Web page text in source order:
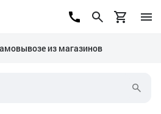
из магазинов